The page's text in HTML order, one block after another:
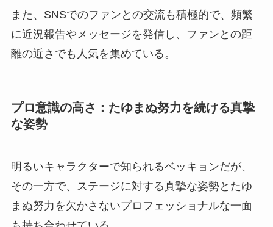
また、SNSでのファンとの交流も積極的で、頻繁
に近況報告やメッセージを発信し、ファンとの距
離の近さでも人気を集めている。
プロ意識の高さ：たゆまぬ努力を続ける真摯
な姿勢
明るいキャラクターで知られるベッキョンだが、
その一方で、ステージに対する真摯な姿勢とたゆ
まぬ努力を欠かさないプロフェッショナルな一面